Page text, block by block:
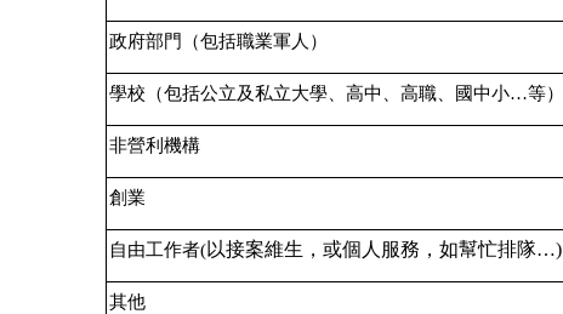
政府部門（包括職業軍人）
學校（包括公立及私立大學、高中、高職、國中小…等）
非營利機構
創業
自由工作者(以接案維生，或個人服務，如幫忙排隊…)
其他